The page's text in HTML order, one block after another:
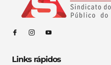
Links rápidos